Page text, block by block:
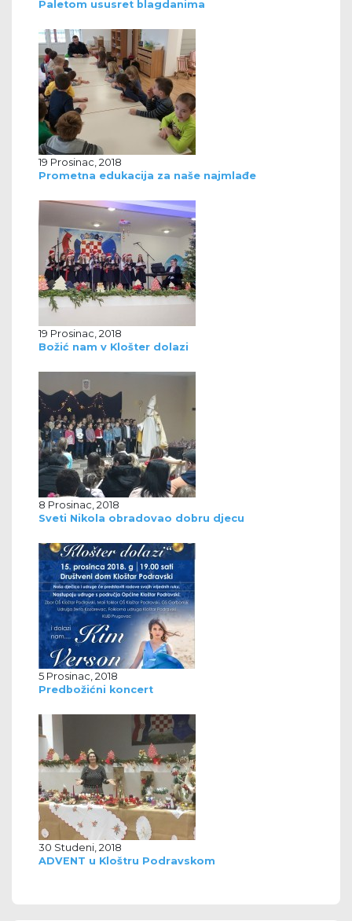
Paletom ususret blagdanima
19 Prosinac, 2018
Prometna edukacija za naše najmlađe
19 Prosinac, 2018
Božić nam v Klošter dolazi
8 Prosinac, 2018
Sveti Nikola obradovao dobru djecu
5 Prosinac, 2018
Predbožićni koncert
30 Studeni, 2018
ADVENT u Kloštru Podravskom